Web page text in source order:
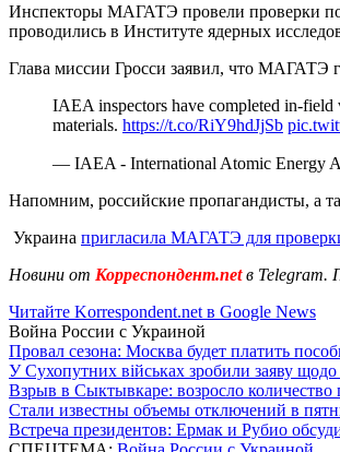
Инспекторы МАГАТЭ провели проверки по
проводились в Институте ядерных
Глава миссии Гросси заявил, что МАГАТЭ
IAEA inspectors have completed in-
materials. https://t.co/RiY9hdJjSb
— IAEA - International Atomic Energy
Напомним, российские пропагандисты, а
Украина пригласила МАГАТЭ для
Новини от Корреспондент.netв Telegram.
Читайте Korrespondent.net в Google News
Война России с Украиной
Провал сезона: Москва будет платить
У Сухопутних військах зробили заяву щодо
Взрыв в Сыктывкаре: возросло количество
Стали известны объемы отключений в
Встреча президентов: Ермак и Рубио